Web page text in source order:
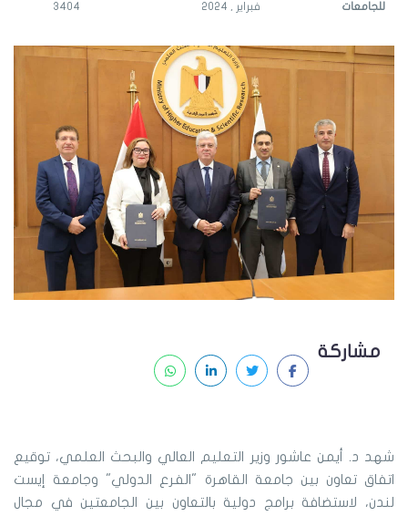
للجامعات فبراير , 2024 3404
مشاركة
شهد د. أيمن عاشور وزير التعليم العالي والبحث العلمي، توقيع
اتفاق تعاون بين جامعة القاهرة "الفرع الدولي" وجامعة إيست
لندن، لاستضافة برامج دولية بالتعاون بين الجامعتين في مجال